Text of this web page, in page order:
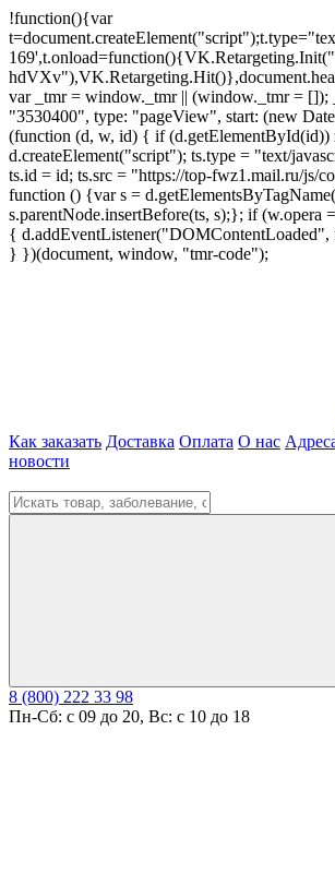
!function(){var
var _tmr = window._tmr || (window._tmr = []);
"3530400", type: "pageView", start: (new
(function (d, w, id) { if (d.getElementById(id))
d.createElement("script"); ts.type = "text/
ts.id = id; ts.src = "https://top-fwz1.mail.ru/js/
function () {var s =
s.parentNode.insertBefore(ts, s);}; if (w.opera
{
} })(document, window, "tmr-code");
Как заказать Доставка Оплата О нас
новости
8 (800) 222 33 98
Пн-Сб: с 09 до 20, Вс: с 10 до 18